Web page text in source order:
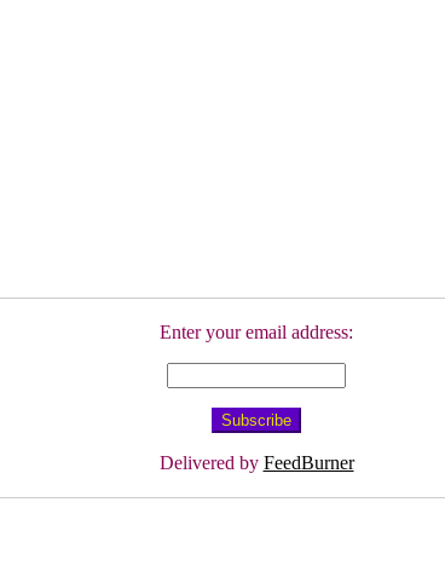
Enter your email address:
Delivered by FeedBurner